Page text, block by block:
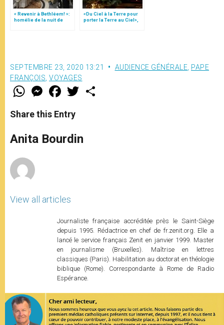
« Revenir à Bethléem! »:
homélie de la nuit de
Noël (texte complet)
«Du Ciel à la Terre pour
porter la Terre au Ciel»,
SEPTEMBRE 23, 2020 13:21 AUDIENCE GÉNÉRALE PAPE
FRANÇOIS VOYAGES
W
t
s
p
p
M
e
s
e
g
e
F
a
e
b
o
k
w
r
Share this Entry
Anita Bourdin
View all articles
Journaliste française accréditée près le Saint-Siège
depuis 1995. Rédactrice en chef de fr.zenit.org. Elle a
lancé le service français Zenit en janvier 1999. Master
en journalisme (Bruxelles). Maîtrise en lettres
classiques (Paris). Habilitation au doctorat en théologie
biblique (Rome). Correspondante à Rome de Radio
Espérance.